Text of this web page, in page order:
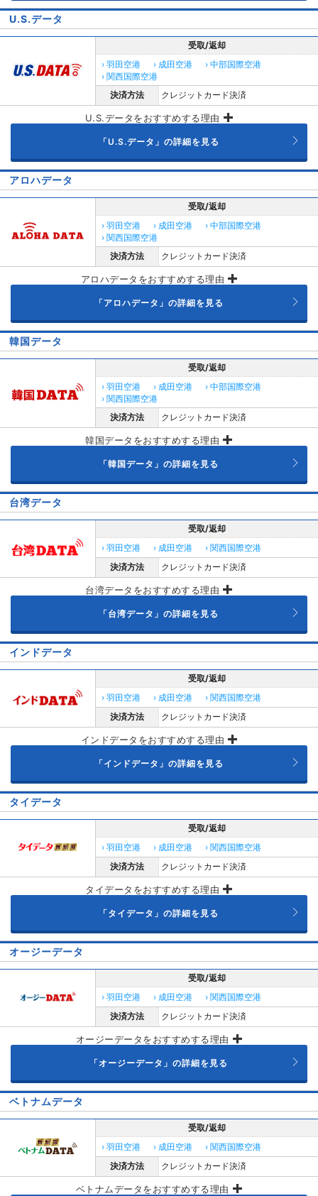
U.S.データ
受取/返却
› 羽田空港
› 成田空港
› 中部国際空港
› 関西国際空港
決済方法
クレジットカード決済
U.S.データをおすすめする理由
「U.S.データ」の詳細を見る
アロハデータ
受取/返却
› 羽田空港
› 成田空港
› 中部国際空港
› 関西国際空港
決済方法
クレジットカード決済
アロハデータをおすすめする理由
「アロハデータ」の詳細を見る
韓国データ
受取/返却
› 羽田空港
› 成田空港
› 中部国際空港
› 関西国際空港
決済方法
クレジットカード決済
韓国データをおすすめする理由
「韓国データ」の詳細を見る
台湾データ
受取/返却
› 羽田空港
› 成田空港
› 関西国際空港
決済方法
クレジットカード決済
台湾データをおすすめする理由
「台湾データ」の詳細を見る
インドデータ
受取/返却
› 羽田空港
› 成田空港
› 関西国際空港
決済方法
クレジットカード決済
インドデータをおすすめする理由
「インドデータ」の詳細を見る
タイデータ
受取/返却
› 羽田空港
› 成田空港
› 関西国際空港
決済方法
クレジットカード決済
タイデータをおすすめする理由
「タイデータ」の詳細を見る
オージーデータ
受取/返却
› 羽田空港
› 成田空港
› 関西国際空港
決済方法
クレジットカード決済
オージーデータをおすすめする理由
「オージーデータ」の詳細を見る
ベトナムデータ
受取/返却
› 羽田空港
› 成田空港
› 関西国際空港
決済方法
クレジットカード決済
ベトナムデータをおすすめする理由